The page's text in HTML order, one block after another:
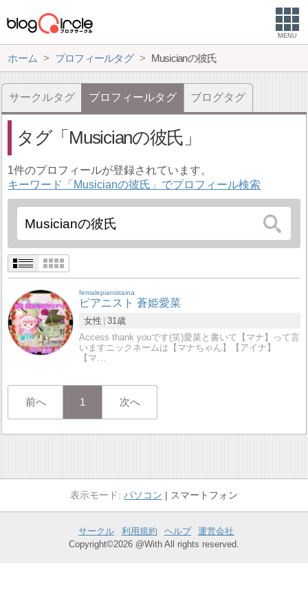
MENU
ホーム プロフィールタグ Musicianの彼氏
サークルタグ プロフィールタグ ブログタグ
タグ Musicianの彼氏
1件のプロフィールが登録されています。
キーワード「Musicianの彼氏」でプロフィール検索
femalepianistaina
ピアニスト 蒼姫愛菜
女性 31歳
Access thank youです(笑)愛菜と書いて【マナ】って言
いますニックネームは【マナちゃん】【アイナ】
【マ…
前へ 1 次へ
パソコン スマートフォン
サークル 利用規約 ヘルプ
運営会社
Copyright©2026 @With All rights reserved.